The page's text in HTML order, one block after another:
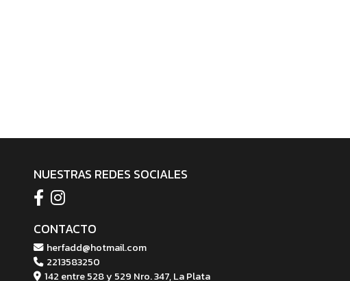
NUESTRAS REDES SOCIALES
CONTACTO
herfadd@hotmail.com
2213583250
142 entre 528 y 529 Nro. 347, La Plata